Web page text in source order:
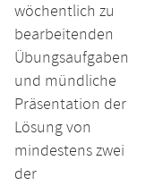
wöchentlich zu
bearbeitenden
Übungsaufgaben
und mündliche
Präsentation der
Lösung von
mindestens zwei
der